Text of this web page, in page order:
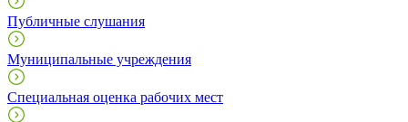
Публичные слушания
Муниципальные учреждения
Специальная оценка рабочих мест